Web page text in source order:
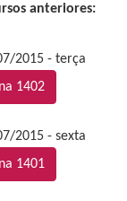
anteriores:
2015 - terça
1402
2015 - sexta
1401